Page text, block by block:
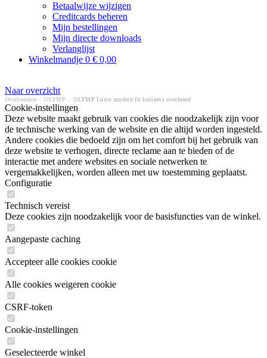
Betaalwijze wijzigen
Creditcards beheren
Mijn bestellingen
Mijn directe downloads
Verlanglijst
Winkelmandje 0 € 0,00
Naar overzicht
Overhemden OLYMP OLYMP Luxor modern fit business overhemd
Cookie-instellingen
Deze website maakt gebruik van cookies die noodzakelijk zijn voor
de technische werking van de website en die altijd worden ingesteld.
Andere cookies die bedoeld zijn om het comfort bij het gebruik van
deze website te verhogen, directe reclame aan te bieden of de
interactie met andere websites en sociale netwerken te
vergemakkelijken, worden alleen met uw toestemming geplaatst.
Configuratie
Technisch vereist
Deze cookies zijn noodzakelijk voor de basisfuncties van de winkel.
Aangepaste caching
Accepteer alle cookies cookie
Alle cookies weigeren cookie
CSRF-token
Cookie-instellingen
Geselecteerde winkel